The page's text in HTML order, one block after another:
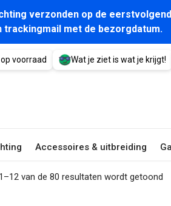
verzonden op de
met de bezorgdatum.
voorraad Wat je ziet is wat je krijgt!
Accessoires & uitbreiding
van de 80 resultaten wordt getoond